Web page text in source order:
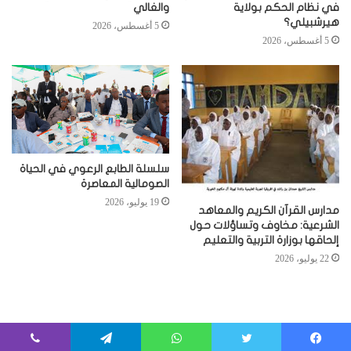
في نظام الحكم بولاية
هيرشبيلي؟
5 أغسطس، 2026
والغالي
5 أغسطس، 2026
مدارس القرآن الكريم والمعاهد
الشرعية: مخاوف وتساؤلات حول
إلحاقها بوزارة التربية والتعليم
22 يوليو، 2026
سلسلة الطابع الرعوي في الحياة
الصومالية المعاصرة
19 يوليو، 2026